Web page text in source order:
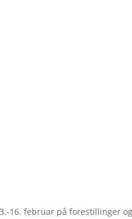
16. februar på forestillinger